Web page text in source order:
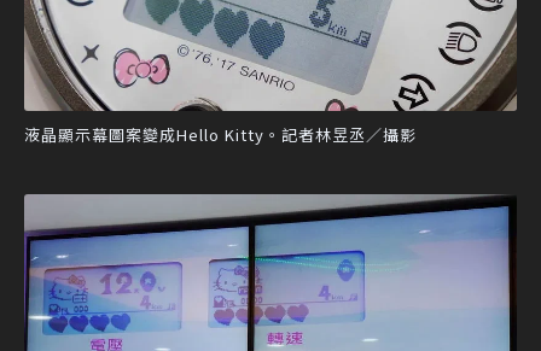
液晶顯示幕圖案變成Hello Kitty。記者林昱丞／攝影